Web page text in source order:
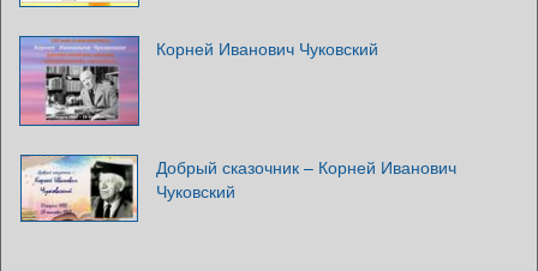
Корней Иванович Чуковский
Добрый сказочник – Корней Иванович
Чуковский